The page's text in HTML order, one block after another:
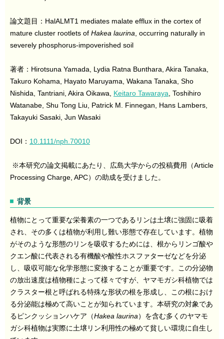
論文題目：HalALMT1 mediates malate efflux in the cortex of
mature cluster rootlets of Hakea laurina, occurring naturally in
severely phosphorus-impoverished soil
著者：Hirotsuna Yamada, Lydia Ratna Bunthara, Akira Tanaka,
Takuro Kohama, Hayato Maruyama, Wakana Tanaka, Sho
Nishida, Tantriani, Akira Oikawa, Keitaro Tawaraya, Toshihiro
Watanabe, Shu Tong Liu, Patrick M. Finnegan, Hans Lambers,
Takayuki Sasaki, Jun Wasaki
DOI： 10.1111/nph.70010
※本研究の論文掲載にあたり、広島大学からの投稿費用（Article
Processing Charge, APC）の助成を受けました。
背景
植物にとって重要な栄養素の一つであるリンは土壌に強固に吸着
され、その多くは植物が利用し難い形態で存在しています。植物
がそのような形態のリンを吸収するためには、根からリンゴ酸や
クエン酸に代表される有機酸や酸性ホスファターゼなどを分泌
し、吸収可能な化学形態に変換することが重要です。この分泌物
の放出速度は植物種によって様々ですが、ヤマモガシ科植物では
クラスター根と呼ばれる特殊な形状の根を形成し、この根におけ
る分泌能は極めて高いことが知られています。本研究の対象であ
るピンクッションハケア（Hakea laurina）を含む多くのヤマモ
ガシ科植物は実際に土壌リン利用性の極めて貧しい環境に自生し